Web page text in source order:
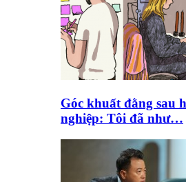
Góc khuất đằng sau
nghiệp: Tôi đã như…